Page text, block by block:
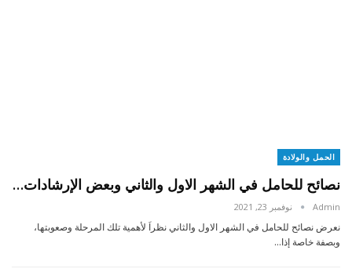
الحمل والولادة
نصائح للحامل في الشهر الاول والثاني وبعض الإرشادات…
Admin نوفمبر 23, 2021
نعرض نصائح للحامل في الشهر الاول والثاني نظراَ لأهمية تلك المرحلة وصعوبتها،
وبصفة خاصة إذا…